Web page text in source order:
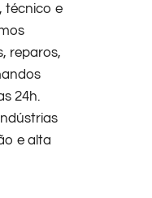
técnico e
reparos,
24h.
e alta